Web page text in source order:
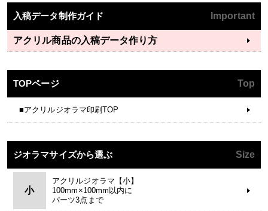
入稿データ制作ガイド Important
アクリル商品の入稿データ作り方
TOPページ Top
■アクリルジオラマ印刷TOP
ジオラマサイズから選ぶ Size
小
アクリルジオラマ【小】
100mm×100mm以内に
パーツ3点まで